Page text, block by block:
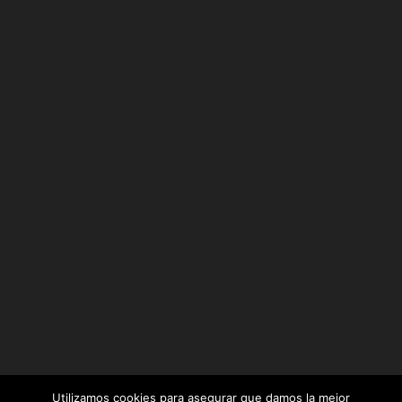
Utilizamos cookies para asegurar que damos la mejor